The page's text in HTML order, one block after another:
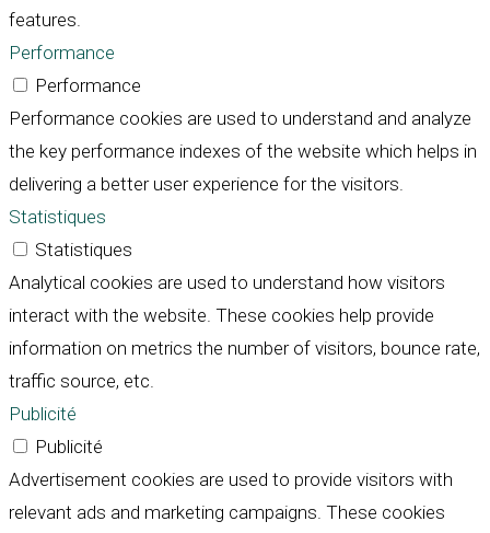
features.
Performance
Performance
Performance cookies are used to understand and analyze
the key performance indexes of the website which helps in
delivering a better user experience for the visitors.
Statistiques
Statistiques
Analytical cookies are used to understand how visitors
interact with the website. These cookies help provide
information on metrics the number of visitors, bounce rate,
traffic source, etc.
Publicité
Publicité
Advertisement cookies are used to provide visitors with
relevant ads and marketing campaigns. These cookies